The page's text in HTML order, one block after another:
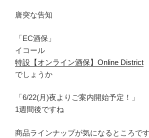
唐突な告知
「EC酒保」
イコール
特設【オンライン酒保】Online District
でしょうか
「6/22(月)夜よりご案内開始予定！」
1週間後ですね
商品ラインナップが気になるところです